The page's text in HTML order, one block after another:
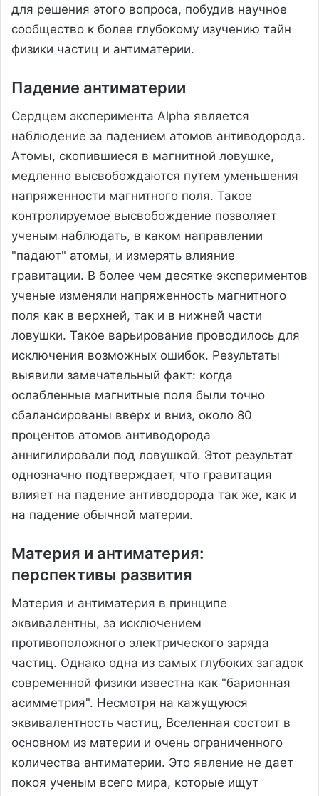
для решения этого вопроса, побудив научное
сообщество к более глубокому изучению тайн
физики частиц и антиматерии.
Падение антиматерии
Сердцем эксперимента Alpha является
наблюдение за падением атомов антиводорода.
Атомы, скопившиеся в магнитной ловушке,
медленно высвобождаются путем уменьшения
напряженности магнитного поля. Такое
контролируемое высвобождение позволяет
ученым наблюдать, в каком направлении
"падают" атомы, и измерять влияние
гравитации. В более чем десятке экспериментов
ученые изменяли напряженность магнитного
поля как в верхней, так и в нижней части
ловушки. Такое варьирование проводилось для
исключения возможных ошибок. Результаты
выявили замечательный факт: когда
ослабленные магнитные поля были точно
сбалансированы вверх и вниз, около 80
процентов атомов антиводорода
аннигилировали под ловушкой. Этот результат
однозначно подтверждает, что гравитация
влияет на падение антиводорода так же, как и
на падение обычной материи.
Материя и антиматерия:
перспективы развития
Материя и антиматерия в принципе
эквивалентны, за исключением
противоположного электрического заряда
частиц. Однако одна из самых глубоких загадок
современной физики известна как "барионная
асимметрия". Несмотря на кажущуюся
эквивалентность частиц, Вселенная состоит в
основном из материи и очень ограниченного
количества антиматерии. Это явление не дает
покоя ученым всего мира, которые ищут